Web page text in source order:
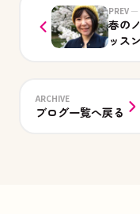
PREV —
春の
ッスン
ARCHIVE
ブログ一覧へ戻る